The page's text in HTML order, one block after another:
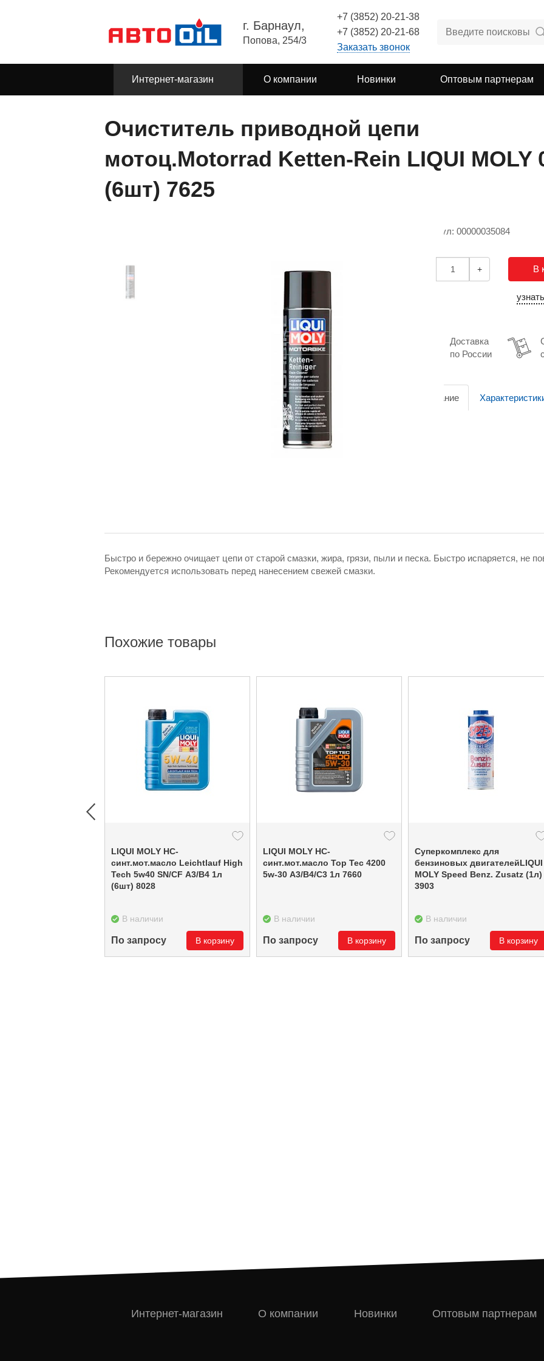
г. Барнаул,
Попова, 254/3
+7 (3852) 20-21-38
+7 (3852) 20-21-68
Заказать звонок
Интернет-магазин О компании Новинки Оптовым партнерам
Очиститель приводной цепи
мотоц.Motorrad Ketten-Rein LIQUI MOLY
(6шт) 7625
Артикул: 00000035084
+ В
Доставка
по России
Описание
Быстро и бережно очищает цепи от старой смазки, жира, грязи, пыли и песка. Быстро испаряется, не
Рекомендуется использовать перед нанесением свежей смазки.
Похожие товары
LIQUI MOLY НС-
синт.мот.масло Leichtlauf High
Tech 5w40 SN/CF A3/B4 1л
(6шт) 8028
В наличии
По запросу В корзину
LIQUI MOLY НС-
синт.мот.масло Top Tec 4200
5w-30 A3/B4/C3 1л 7660
В наличии
По запросу В корзину
Суперкомплекс для
бензиновых двигателейLIQUI
MOLY Speed Benz. Zusatz (1л)
3903
В наличии
По запросу В корзину
Интернет-магазин О компании Новинки Оптовым партнерам